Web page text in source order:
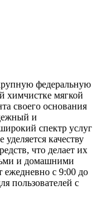
федеральную
химчистке мягкой
своего основания
и
спектр услуг
качеству
что делает их
и домашними
с 9:00 до
пользователей с